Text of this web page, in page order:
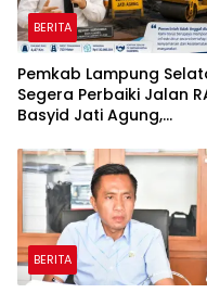
BERITA
Pemkab Lampung
Segera Perbaiki Jalan
Basyid Jati Agung,
Disiapkan
BERITA